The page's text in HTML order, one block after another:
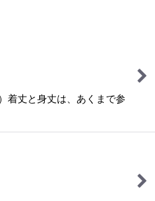
着丈と身丈は、あくまで参